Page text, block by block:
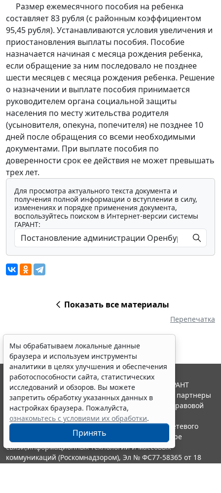
Размер ежемесячного пособия на ребенка
составляет 83 рубля (с районным коэффициентом
95,45 рубля). Устанавливаются условия увеличения и
приостановления выплаты пособия. Пособие
назначается начиная с месяца рождения ребенка,
если обращение за ним последовало не позднее
шести месяцев с месяца рождения ребенка. Решение
о назначении и выплате пособия принимается
руководителем органа социальной защиты
населения по месту жительства родителя
(усыновителя, опекуна, попечителя) не позднее 10
дней после обращения со всеми необходимыми
документами. При выплате пособия по
доверенности срок ее действия не может превышать
трех лет.
Для просмотра актуального текста документа и
получения полной информации о вступлении в силу,
изменениях и порядке применения документа,
воспользуйтесь поиском в Интернет-версии системы
ГАРАНТ:
Показать все материалы
Перепечатка
Мы обрабатываем локальные данные
браузера и используем инструменты
аналитики в целях улучшения и обеспечения
работоспособности сайта, статистических
исследований и обзоров. Вы можете
запретить обработку указанных данных в
настройках браузера. Пожалуйста,
ознакомьтесь с условиями их обработки.
Принять
© ООО "НПП "ГАРАНТ-СЕРВИС", 2026. Система ГАРАНТ
выпускается с 1990 года. Компания "Гарант" и ее партнеры
являются участниками Российской ассоциации правовой
информации ГАРАНТ.
Портал ГАРАНТ.РУ зарегистрирован в качестве сетевого
издания Федеральной службой по надзору в сфере
связи,информационных технологий и массовых
коммуникаций (Роскомнадзором), Эл № ФС77-58365 от 18